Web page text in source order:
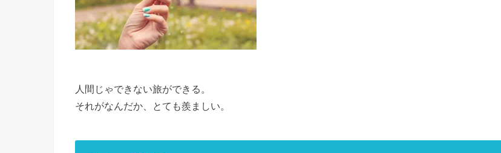
人間じゃできない旅ができる。
それがなんだか、とても羨ましい。